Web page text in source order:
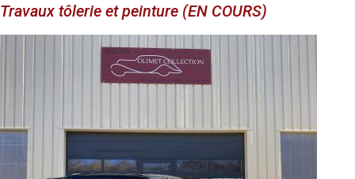
Travaux tôlerie et peinture (EN COURS)